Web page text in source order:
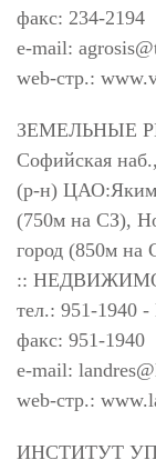
факс: 234-2194
e-mail:
web-стр.:
ЗЕМЕЛЬНЫЕ
Софийская
(р-н)
(750м на СЗ),
город (850м на
::
тел.: 951-1940
факс: 951-1940
e-mail:
web-стр.:
ИНСТИТУТ